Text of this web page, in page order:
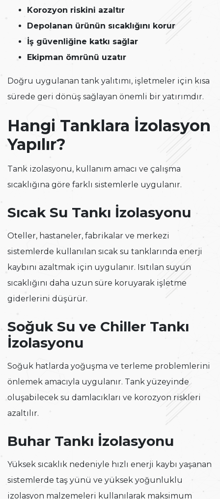
Korozyon riskini azaltır
Depolanan ürünün sıcaklığını korur
İş güvenliğine katkı sağlar
Ekipman ömrünü uzatır
Doğru uygulanan tank yalıtımı, işletmeler için kısa
sürede geri dönüş sağlayan önemli bir yatırımdır.
Hangi Tanklara İzolasyon
Yapılır?
Tank izolasyonu, kullanım amacı ve çalışma
sıcaklığına göre farklı sistemlerle uygulanır.
Sıcak Su Tankı İzolasyonu
Oteller, hastaneler, fabrikalar ve merkezi
sistemlerde kullanılan sıcak su tanklarında enerji
kaybını azaltmak için uygulanır. Isıtılan suyun
sıcaklığını daha uzun süre koruyarak işletme
giderlerini düşürür.
Soğuk Su ve Chiller Tankı
İzolasyonu
Soğuk hatlarda yoğuşma ve terleme problemlerini
önlemek amacıyla uygulanır. Tank yüzeyinde
oluşabilecek su damlacıkları ve korozyon riskleri
azaltılır.
Buhar Tankı İzolasyonu
Yüksek sıcaklık nedeniyle hızlı enerji kaybı yaşanan
sistemlerde taş yünü ve yüksek yoğunluklu
izolasyon malzemeleri kullanılarak maksimum